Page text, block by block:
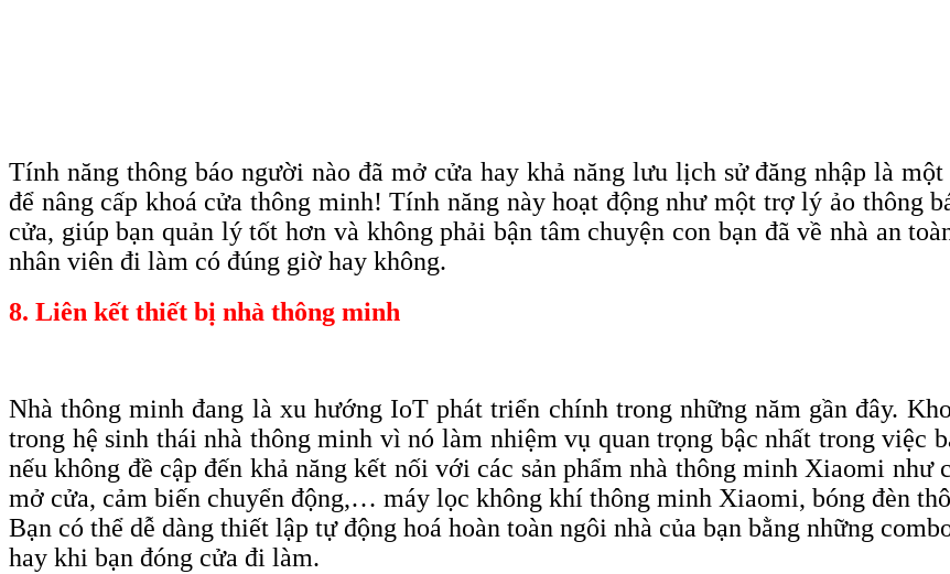
Tính năng thông báo người nào đã mở cửa hay khả năng lưu lịch sử đăng nhập là
để nâng cấp khoá cửa thông minh! Tính năng này hoạt động như một trợ lý ảo thông
cửa, giúp bạn quản lý tốt hơn và không phải bận tâm chuyện con bạn đã về nhà an
nhân viên đi làm có đúng giờ hay không.
8. Liên kết thiết bị nhà thông minh
Nhà thông minh đang là xu hướng IoT phát triển chính trong những năm gần đây.
trong hệ sinh thái nhà thông minh vì nó làm nhiệm vụ quan trọng bậc nhất trong việc
nếu không đề cập đến khả năng kết nối với các sản phẩm nhà thông minh Xiaomi
mở cửa, cảm biến chuyển động,… máy lọc không khí thông minh Xiaomi, bóng đèn
Bạn có thể dễ dàng thiết lập tự động hoá hoàn toàn ngôi nhà của bạn bằng những
hay khi bạn đóng cửa đi làm.